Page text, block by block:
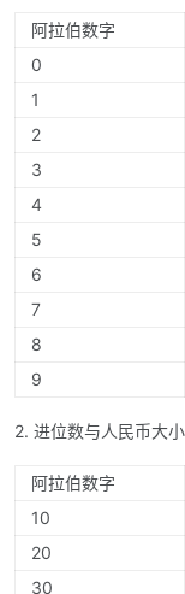
阿拉伯数字
0
1
2
3
4
5
6
7
8
9
2. 进位数与人民币大
阿拉伯数字
10
20
30